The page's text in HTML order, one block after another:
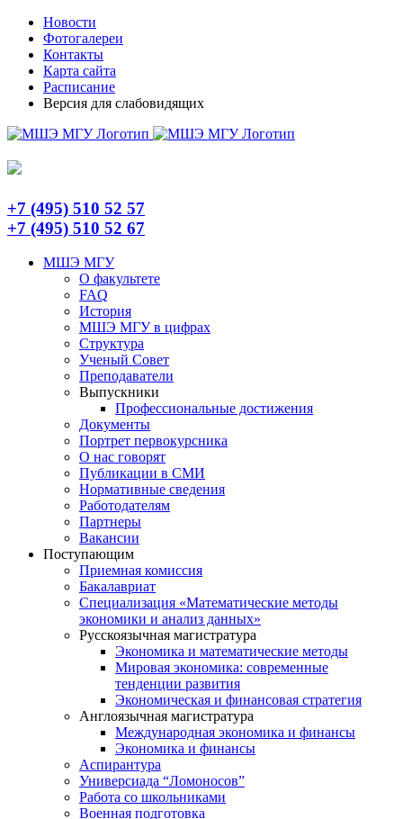
Skip
content
TelegramНовости
Фотогалереи
Контакты
Карта сайта
Расписание
Версия для слабовидящих
+7 (495) 510 52 57
+7 (495) 510 52 67
МШЭ МГУ
О факультете
FAQ
История
МШЭ МГУ в цифрах
Структура
Ученый Совет
Преподаватели
Выпускники
Профессиональные достижения
Документы
Портрет первокурсника
О нас говорят
Публикации в СМИ
Нормативные сведения
Работодателям
Партнеры
Вакансии
Поступающим
Приемная комиссия
Бакалавриат
Специализация «Математические методы
экономики и анализ данных»
Русскоязычная магистратура
Экономика и математические методы
Мировая экономика: современные
тенденции развития
Экономическая и финансовая стратегия
Англоязычная магистратура
Международная экономика и финансы
Экономика и финансы
Аспирантура
Универсиада “Ломоносов”
Работа со школьниками
Военная подготовка